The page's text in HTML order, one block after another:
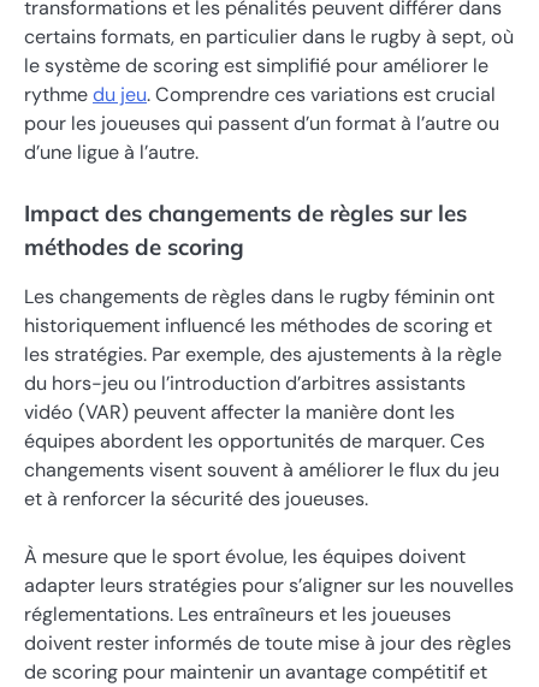
transformations et les pénalités peuvent différer dans
certains formats, en particulier dans le rugby à sept, où
le système de scoring est simplifié pour améliorer le
rythmedu jeu. Comprendre ces variations est crucial
pour les joueuses qui passent d’un format à l’autre ou
d’une ligue à l’autre.
Impact des changements de règles sur les
méthodes de scoring
Les changements de règles dans le rugby féminin ont
historiquement influencé les méthodes de scoring et
les stratégies. Par exemple, des ajustements à la règle
du hors-jeu ou l’introduction d’arbitres assistants
vidéo (VAR) peuvent affecter la manière dont les
équipes abordent les opportunités de marquer. Ces
changements visent souvent à améliorer le flux du jeu
et à renforcer la sécurité des joueuses.
À mesure que le sport évolue, les équipes doivent
adapter leurs stratégies pour s’aligner sur les nouvelles
réglementations. Les entraîneurs et les joueuses
doivent rester informés de toute mise à jour des règles
de scoring pour maintenir un avantage compétitif et